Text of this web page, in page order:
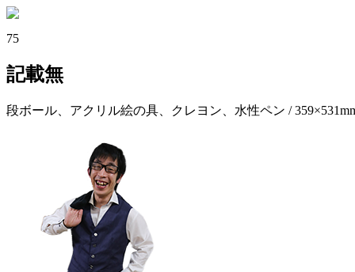
75
記載無
段ボール、アクリル絵の具、クレヨン、水性ペン /